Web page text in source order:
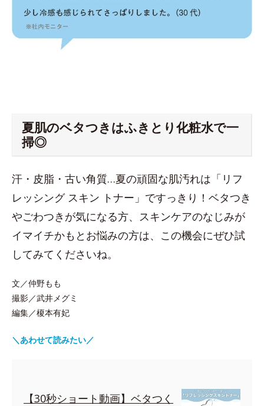
夏肌のベタつきはふきとり化粧水で一
掃◎
汗・皮脂・古い角質…夏の頑固な肌汚れは「リフ
レッシング スキン トナー」ですっきり！ベタつき
やごわつきが気になる方、スキンケアのなじみが
イマイチかもとお悩みの方は、この機会にぜひ試
してみてくださいね。
文／仲野もも
撮影／武井メグミ
編集／榎本有妃
＼あわせて読みたい／
【30秒ショート動画】ベタつく